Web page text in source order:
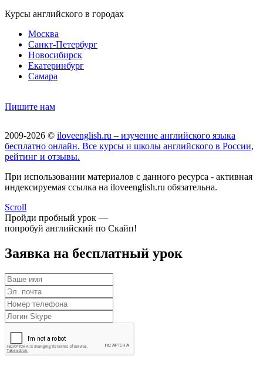
Курсы английского в городах
Москва
Санкт-Петербург
Новосибирск
Екатеринбург
Самара
Пишите нам
2009-2026 © iloveenglish.ru – изучение английского языка
бесплатно онлайн. Все курсы и школы английского в России,
рейтинг и отзывы.
При использовании материалов с данного ресурса - активная
индексируемая ссылка на iloveenglish.ru обязательна.
Scroll
Пройди пробный урок —
попробуй английский по Скайп!
Заявка на бесплатный урок